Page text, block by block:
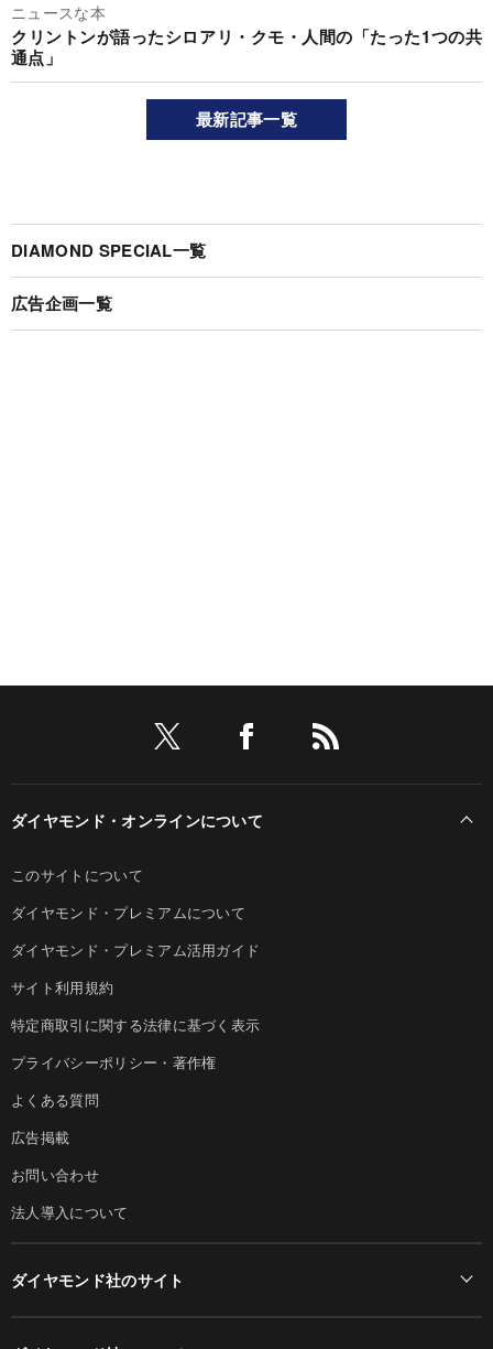
ニュースな本
クリントンが語ったシロアリ・クモ・人間の「たった1つの共
通点」
最新記事一覧
DIAMOND SPECIAL一覧
広告企画一覧
ダイヤモンド・オンラインについて
このサイトについて
ダイヤモンド・プレミアムについて
ダイヤモンド・プレミアム活用ガイド
サイト利用規約
特定商取引に関する法律に基づく表示
プライバシーポリシー・著作権
よくある質問
広告掲載
お問い合わせ
法人導入について
ダイヤモンド社のサイト